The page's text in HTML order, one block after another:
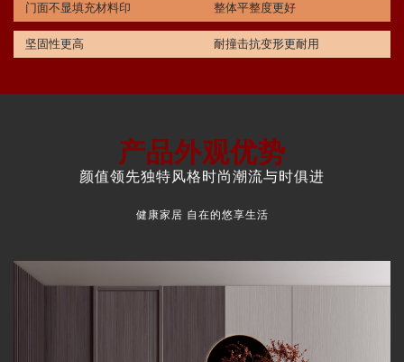
门面不显填充材料印 整体平整度更好
坚固性更高 耐撞击抗变形更耐用
产品外观优势
颜值领先独特风格时尚潮流与时俱进
健康家居 自在的悠享生活